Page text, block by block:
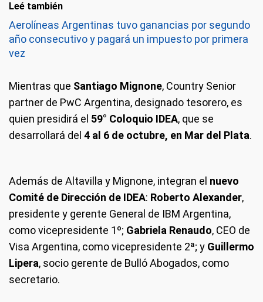
Leé también
Aerolíneas Argentinas tuvo ganancias por segundo
año consecutivo y pagará un impuesto por primera
vez
Mientras que Santiago Mignone, Country Senior
partner de PwC Argentina, designado tesorero, es
quien presidirá el 59° Coloquio IDEA, que se
desarrollará del 4 al 6 de octubre, en Mar del Plata.
Además de Altavilla y Mignone, integran el nuevo
Comité de Dirección de IDEA: Roberto Alexander,
presidente y gerente General de IBM Argentina,
como vicepresidente 1º; Gabriela Renaudo, CEO de
Visa Argentina, como vicepresidente 2ª; y Guillermo
Lipera, socio gerente de Bulló Abogados, como
secretario.